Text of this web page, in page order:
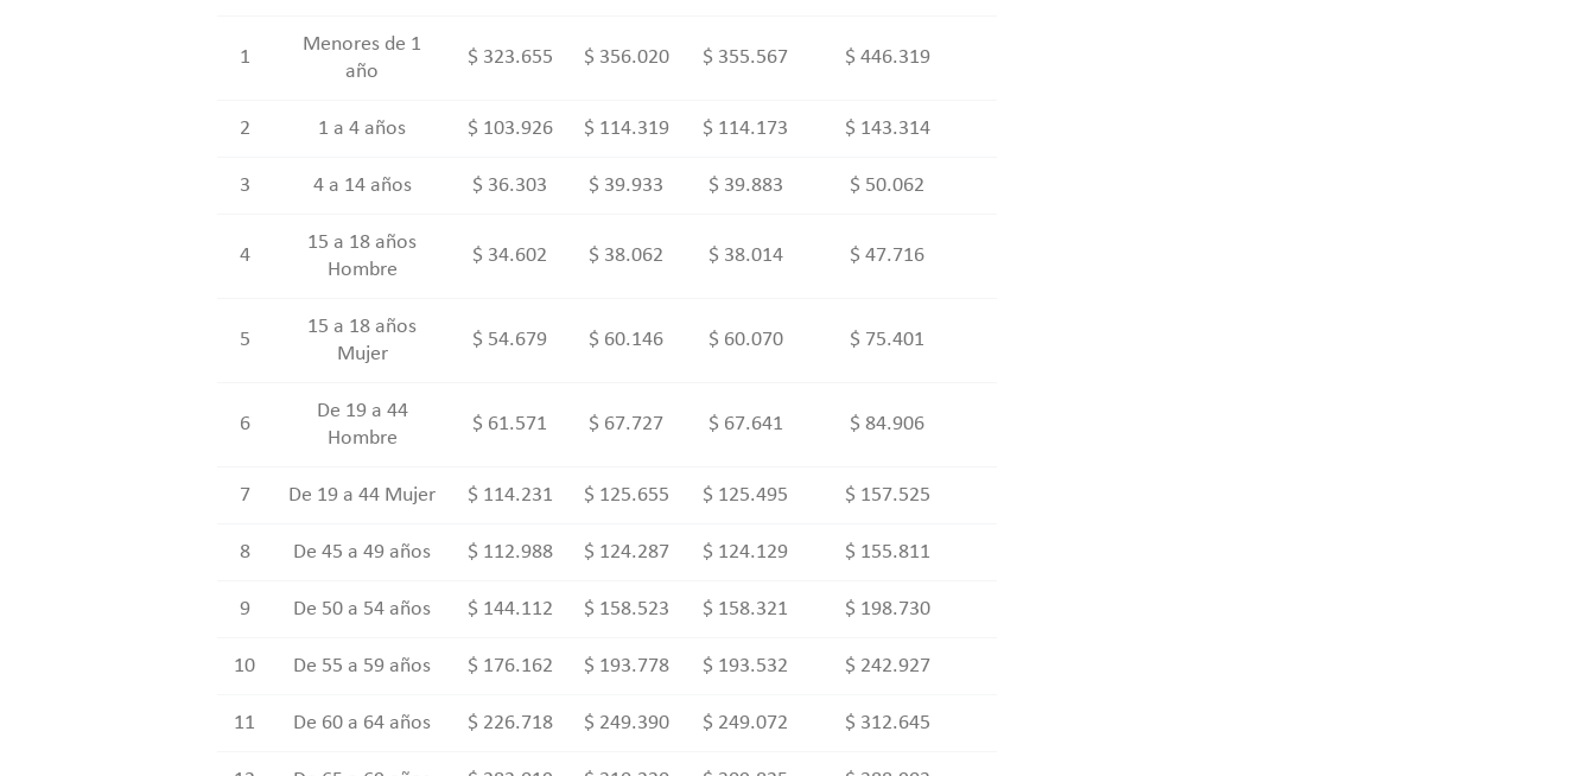
1
Menores de 1
año
$ 323.655 $ 356.020 $ 355.567 $ 446.319
2 1 a 4 años $ 103.926 $ 114.319 $ 114.173 $ 143.314
3 4 a 14 años $ 36.303 $ 39.933 $ 39.883 $ 50.062
4
15 a 18 años
Hombre
$ 34.602 $ 38.062 $ 38.014 $ 47.716
5
15 a 18 años
Mujer
$ 54.679 $ 60.146 $ 60.070 $ 75.401
6
De 19 a 44
Hombre
$ 61.571 $ 67.727 $ 67.641 $ 84.906
7 De 19 a 44 Mujer $ 114.231 $ 125.655 $ 125.495 $ 157.525
8 De 45 a 49 años $ 112.988 $ 124.287 $ 124.129 $ 155.811
9 De 50 a 54 años $ 144.112 $ 158.523 $ 158.321 $ 198.730
10 De 55 a 59 años $ 176.162 $ 193.778 $ 193.532 $ 242.927
11 De 60 a 64 años $ 226.718 $ 249.390 $ 249.072 $ 312.645